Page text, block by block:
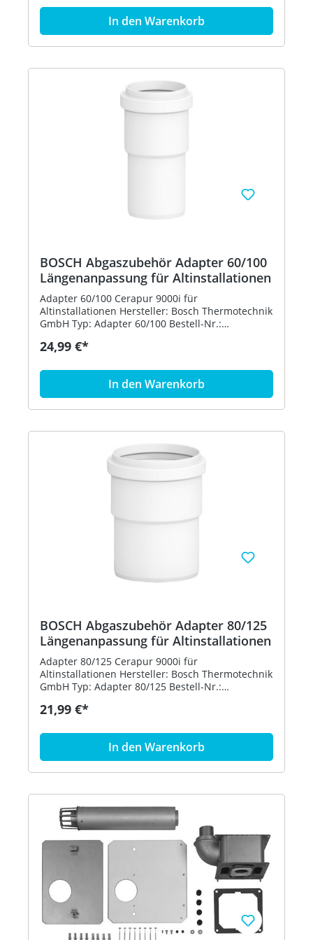
Breite: 206 mm Tiefe: 361 mm Nettogewicht: 3 kg
Hersteller: Bosch Thermotechnik GmbH Bestell-
In den Warenkorb
BOSCH Abgaszubehör Adapter 60/100
Längenanpassung für Altinstallationen
Adapter 60/100 Cerapur 9000i für
Altinstallationen Hersteller: Bosch Thermotechnik
GmbH Typ: Adapter 60/100 Bestell-Nr.:
24,99 €*
In den Warenkorb
BOSCH Abgaszubehör Adapter 80/125
Längenanpassung für Altinstallationen
Adapter 80/125 Cerapur 9000i für
Altinstallationen Hersteller: Bosch Thermotechnik
GmbH Typ: Adapter 80/125 Bestell-Nr.:
21,99 €*
In den Warenkorb